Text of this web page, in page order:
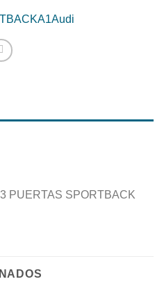
A1Audi
PUERTAS SPORTBACK